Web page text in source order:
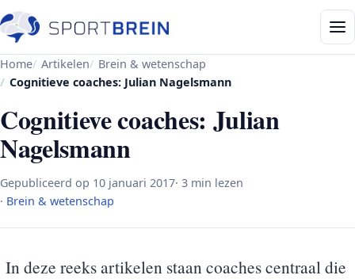
Home Artikelen
Brein & wetenschap
Cognitieve coaches: Julian Nagelsmann
Cognitieve coaches: Julian
Nagelsmann
Gepubliceerd op 10 januari 2017· 3 min lezen
· Brein & wetenschap
In deze reeks artikelen staan coaches centraal die